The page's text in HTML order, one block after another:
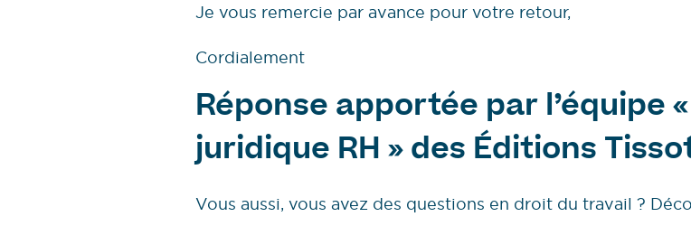
Je vous remercie par avance pour votre retour,
Cordialement
Réponse apportée par l’équipe
juridique RH » des Éditions
Vous aussi, vous avez des questions en droit du travail ?